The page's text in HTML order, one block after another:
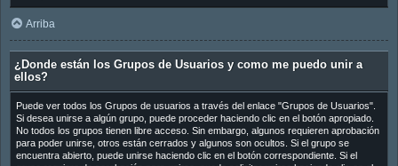
Arriba
¿Donde están los Grupos de Usuarios y como me puedo unir a
ellos?
Puede ver todos los Grupos de usuarios a través del enlace "Grupos de Usuarios".
Si desea unirse a algún grupo, puede proceder haciendo clic en el botón apropiado.
No todos los grupos tienen libre acceso. Sin embargo, algunos requieren aprobación
para poder unirse, otros están cerrados y algunos son ocultos. Si el grupo se
encuentra abierto, puede unirse haciendo clic en el botón correspondiente. Si el